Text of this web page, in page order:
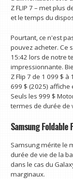
Z FLIP 7 – met plus
et le temps du
Pourtant, ce n'est
pouvez acheter. Ce
15:42 lors de notre
impressionnante.
Z Flip 7 de 1 099 $ à
699 $ (2025)
Seuls les 999 $
termes de durée de
Samsung
Samsung mérite le
durée de vie de la
dans le cas du
marginaux.